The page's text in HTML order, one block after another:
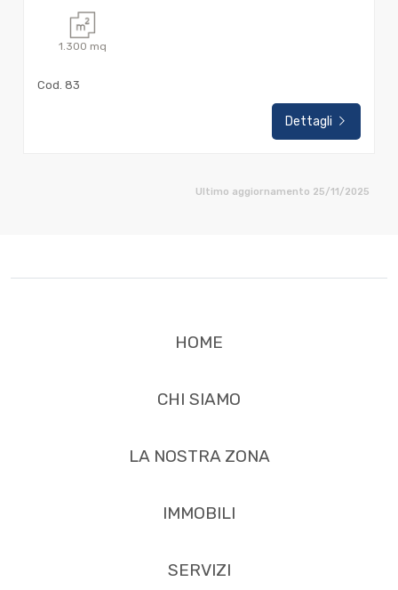
1.300 mq
Cod. 83
Dettagli
Ultimo aggiornamento 25/11/2025
HOME
CHI SIAMO
LA NOSTRA ZONA
IMMOBILI
SERVIZI